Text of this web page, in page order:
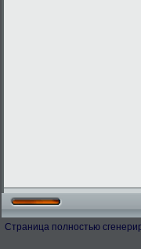
Страница полностью